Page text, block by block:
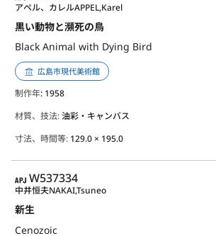
黒い動物と瀕死の鳥
Black Animal with Dying Bird
アペル、カレルAPPEL,Karel
広島市現代美術館
制作年: 1958
材質、技法:油彩・キャンバス
寸法、時間等: 129.0 × 195.0
APJ
W537334
新生
Cenozoic
中井恒夫NAKAI,Tsuneo